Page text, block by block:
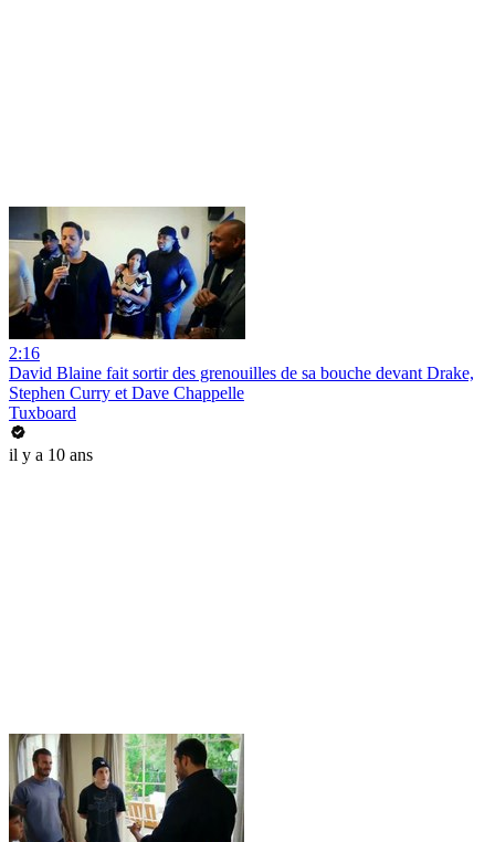
2:16
David Blaine fait sortir des grenouilles de sa bouche devant Drake,
Stephen Curry et Dave Chappelle
Tuxboard
il y a 10 ans